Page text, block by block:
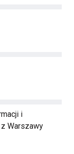
i
Warszawy